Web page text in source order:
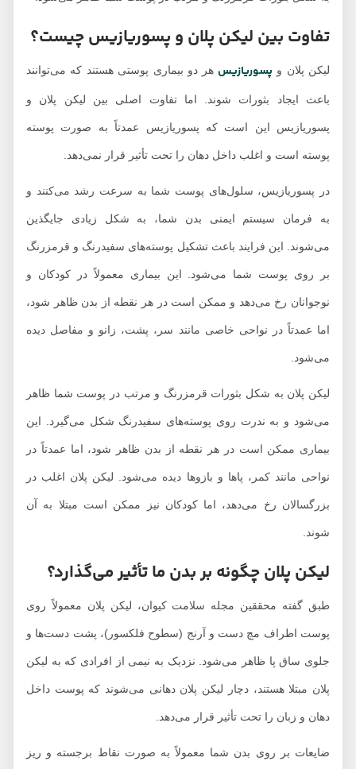
تفاوت بین لیکن پلان و پسوریازیس چیست؟
لیکن پلان وپسوریازیسهر دو بیماری پوستی هستند که می‌توانند
باعث ایجاد بثورات شوند. اما تفاوت اصلی بین لیکن پلان و
پسوریازیس این است که پسوریازیس عمدتاً به صورت پوسته
پوسته است و اغلب داخل دهان را تحت تأثیر قرار نمی‌دهد.
در پسوریازیس، سلول‌های پوست شما به سرعت رشد می‌کنند و
به فرمان سیستم ایمنی بدن شما، به شکل زیادی جایگذین
می‌شوند. این فرایند باعث تشکیل پوسته‌های سفیدرنگ و قرمزرنگ
بر روی پوست شما می‌شود. این بیماری معمولاً در کودکان و
نوجوانان رخ می‌دهد و ممکن است در هر نقطه از بدن ظاهر شود،
اما عمدتاً در نواحی خاصی مانند سر، پشت، زانو و مفاصل دیده
می‌شود.
لیکن پلان به شکل بثورات قرمزرنگ و مرتب در پوست شما ظاهر
می‌شود و به ندرت روی پوسته‌های سفیدرنگ شکل می‌گیرد. این
بیماری ممکن است در هر نقطه از بدن ظاهر شود، اما عمدتاً در
نواحی مانند کمر، پاها و بازوها دیده می‌شود. لیکن پلان اغلب در
بزرگسالان رخ می‌دهد، اما کودکان نیز ممکن است مبتلا به آن
شوند.
لیکن پلان چگونه بر بدن ما تأثیر می‌گذارد؟
طبق گفته محققین مجله سلامت کیوان، لیکن پلان معمولاً روی
پوست اطراف مچ دست و آرنج (سطوح فلکسور)، پشت دست‌ها و
جلوی ساق پا ظاهر می‌شود. نزدیک به نیمی از افرادی که به لیکن
پلان مبتلا هستند، دچار لیکن پلان دهانی می‌شوند که پوست داخل
دهان و زبان را تحت تأثیر قرار می‌دهد.
ضایعات بر روی بدن شما معمولاً به صورت نقاط برجسته و ریز